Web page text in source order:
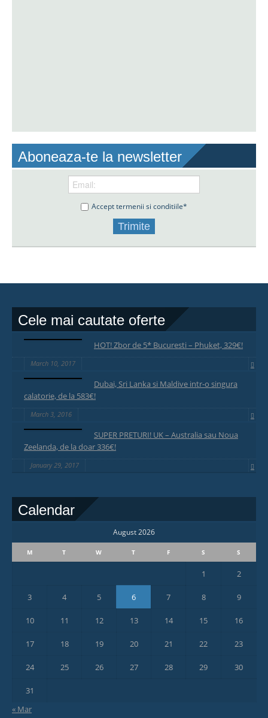
Aboneaza-te la newsletter
Accept termenii si conditiile*
Cele mai cautate oferte
HOT! Zbor de 5* Bucuresti – Phuket, 329€!
March 10, 2017
Dubai, Sri Lanka si Maldive intr-o singura
calatorie, de la 583€!
March 3, 2016
SUPER PRETURI! UK – Australia sau Noua
Zeelanda, de la doar 336€!
January 29, 2017
Calendar
August 2026
M T W T F S S
1 2
3 4 5 6 7 8 9
10 11 12 13 14 15 16
17 18 19 20 21 22 23
24 25 26 27 28 29 30
31
« Mar